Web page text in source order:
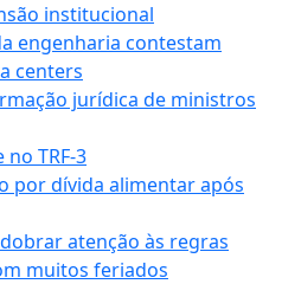
institucional
engenharia contestam
centers
jurídica de ministros
TRF-3
por dívida alimentar após
atenção às regras
muitos feriados